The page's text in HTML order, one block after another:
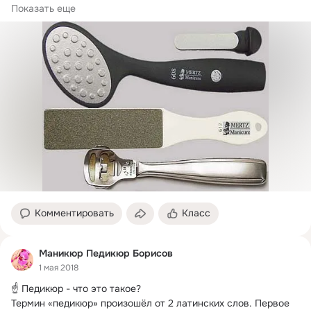
себя:
Показать еще
Комментировать Класс
Маникюр Педикюр Борисов
1 мая 2018
☝ Педикюр - что это такое?
Термин «педикюр» произошёл от 2 латинских слов. Первое